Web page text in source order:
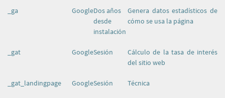
_ga GoogleDos años
desde
instalación
Genera datos estadísticos de
cómo se usa la página
_gat GoogleSesión
Cálculo de la tasa de interés
del sitio web
_gat_landingpage GoogleSesión Técnica